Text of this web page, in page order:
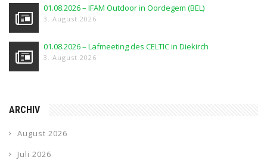
01.08.2026 – IFAM Outdoor in Oordegem (BEL)
3. August 2026
01.08.2026 – Lafmeeting des CELTIC in Diekirch
3. August 2026
ARCHIV
August 2026
Juli 2026